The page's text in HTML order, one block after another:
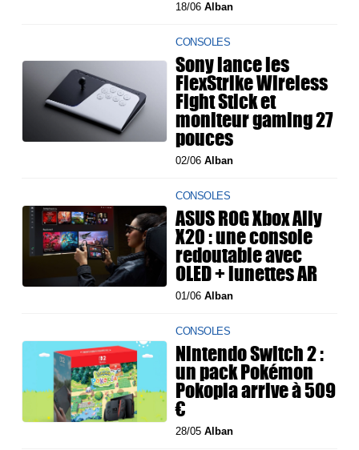
18/06Alban
CONSOLES
Sony lance les
FlexStrike Wireless
Fight Stick et
moniteur gaming 27
pouces
02/06Alban
CONSOLES
ASUS ROG Xbox Ally
X20 : une console
redoutable avec
OLED + lunettes AR
01/06Alban
CONSOLES
Nintendo Switch 2 :
un pack Pokémon
Pokopia arrive à 509
€
28/05Alban